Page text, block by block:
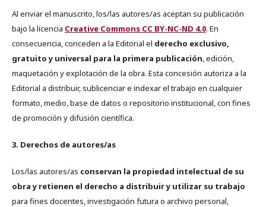
Al enviar el manuscrito, los/las autores/as aceptan su publicación
bajo la licencia Creative Commons CC BY-NC-ND 4.0. En
consecuencia, conceden a la Editorial el derecho exclusivo,
gratuito y universal para la primera publicación, edición,
maquetación y explotación de la obra. Esta concesión autoriza a la
Editorial a distribuir, sublicenciar e indexar el trabajo en cualquier
formato, medio, base de datos o repositorio institucional, con fines
de promoción y difusión científica.
3. Derechos de autores/as
Los/las autores/as conservan la propiedad intelectual de su
obra y retienen el derecho a distribuir y utilizar su trabajo
para fines docentes, investigación futura o archivo personal,